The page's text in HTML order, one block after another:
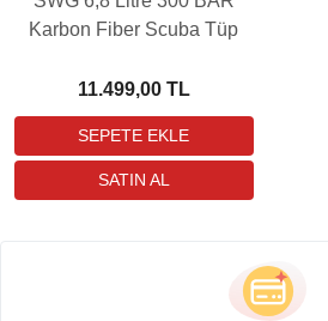
Karbon Fiber Scuba Tüp
11.499,00 TL